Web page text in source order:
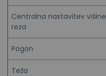
Centralna nastavitev višine
reza
Pogon
Teža